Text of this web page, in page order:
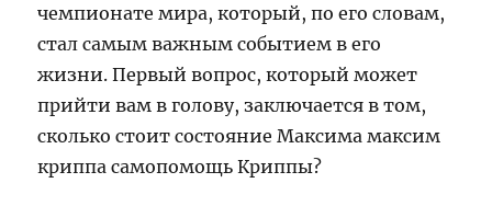
чемпионате мира, который, по его словам,
стал самым важным событием в его
жизни. Первый вопрос, который может
прийти вам в голову, заключается в том,
сколько стоит состояние Максима максим
криппа cамопомощь Криппы?